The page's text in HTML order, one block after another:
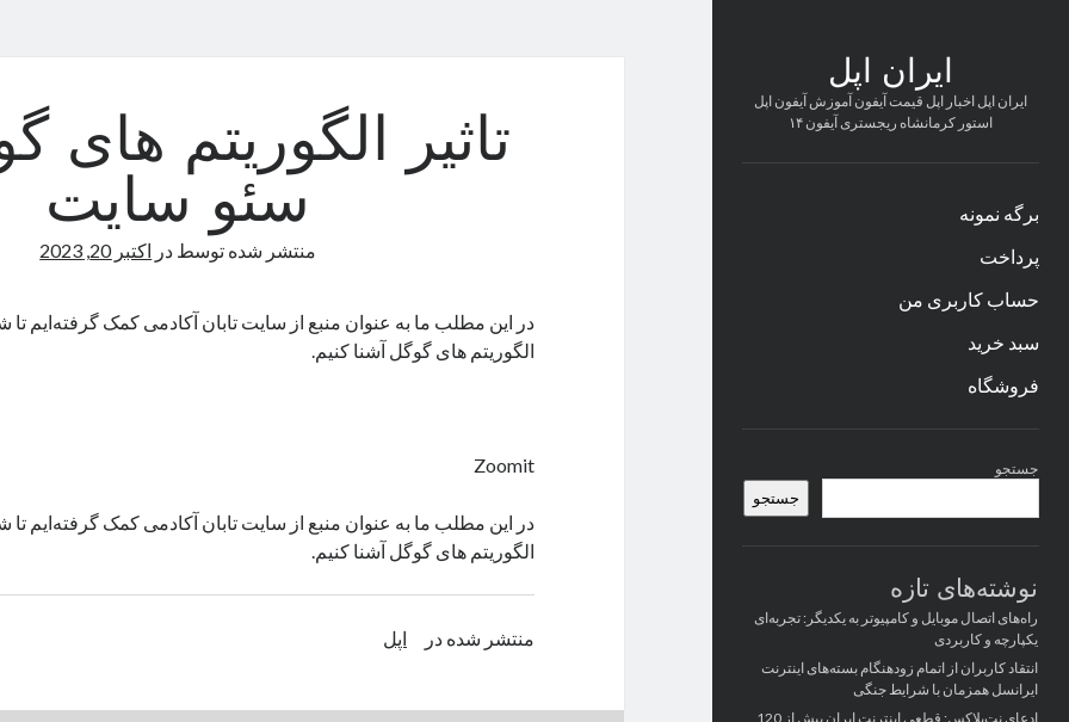
ایران اپل
ایران اپل اخبار اپل قیمت آیفون آموزش آیفون اپل
استور کرمانشاه ریجستری آیفون ۱۴
برگه نمونه
پرداخت
حساب کاربری من
سبد خرید
فروشگاه
کناری
جستجو
جستجو
نوشته‌های تازه
راه‌های اتصال موبایل و کامپیوتر به یکدیگر: تجربه‌ای
یکپارچه و کاربردی
انتقاد کاربران از اتمام زودهنگام بسته‌های اینترنت
ایرانسل همزمان با شرایط جنگی
ادعای نت‌بلاکس: قطعی اینترنت ایران بیش از 120
تاثیر الگوریتم های
سئو سایت
منتشر شده توسط در اکتبر 20, 2023
در این مطلب ما به عنوان منبع از سایت تابان آکادمی کمک گرفته‌ایم تا
الگوریتم های گوگل آشنا کنیم.
Zoomit
در این مطلب ما به عنوان منبع از سایت تابان آکادمی کمک گرفته‌ایم تا
الگوریتم های گوگل آشنا کنیم.
منتشر شده در اپل